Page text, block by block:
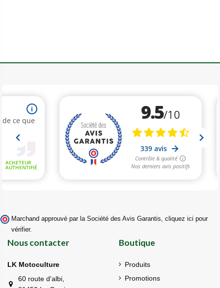
Marchand approuvé par la Société des Avis Garantis, cliquez ici pour
vérifier.
Nous contacter
LK Motoculture
60 route d'albi,
Boutique
Produits
Promotions